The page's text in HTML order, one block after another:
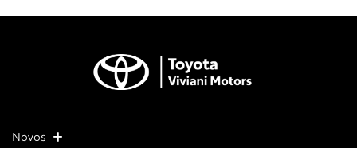
Novos